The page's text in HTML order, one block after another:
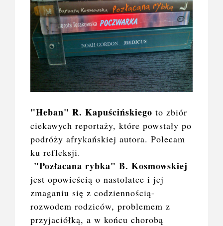
"Heban" R. Kapuścińskiego to zbiór
ciekawych reportaży, które powstały po
podróży afrykańskiej autora. Polecam
ku refleksji.
"Pozłacana rybka" B. Kosmowskiej
jest opowieścią o nastolatce i jej
zmaganiu się z codziennością-
rozwodem rodziców, problemem z
przyjaciółką, a w końcu chorobą